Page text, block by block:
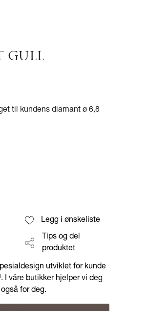
GULL
til kundens diamant ø 6,8
Legg i ønskeliste
Tips og del
produktet
utviklet for kunde
I våre butikker hjelper vi deg
for deg.